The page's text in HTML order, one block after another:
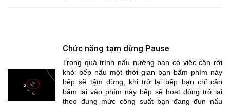
Chức năng tạm dừng Pause
Trong quá trình nấu nướng bạn có viêc cần rời
khỏi bếp nấu một thời gian bạn bấm phím này
bếp sẽ tậm dừng, khi trở lại bếp bạn chỉ cần
bấm lại vào phím này bếp sẽ hoạt động trở lại
theo đung mức công suất bạn đang đun nấu